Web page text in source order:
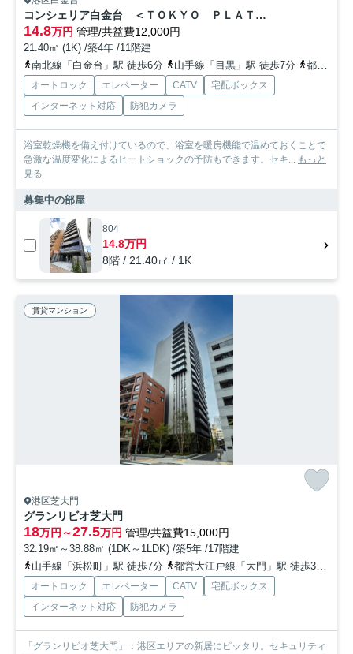
コンシェリア白金台 ＜ＴＯＫＹＯ ＰＬＡＴＩＮＵＭ＞
14.8万円 管理/共益費12,000円
21.40㎡ (1K) /築4年 /11階建
南北線「白金台」駅 徒歩6分
山手線「目黒」駅 徒歩7分 都営浅草線「高輪台」駅 徒歩15分
オートロック エレベーター CATV
宅配ボックス
インターネット対応
防犯カメラ
浴室乾燥機を備え付けているので、浴室を暖房機能で温めておくことで
急激な温度変化によるヒートショックの予防もできます。セキ... もっと
見る
募集中の部屋
804
14.8万円
8階 / 21.40㎡ / 1K
賃貸マンション
港区芝大門
グランリビオ芝大門
18万円～27.5万円 管理/共益費15,000円
32.19㎡～38.88㎡ (1DK～1LDK) /築5年 /17階建
山手線「浜松町」駅 徒歩7分
都営大江戸線「大門」駅 徒歩3分
オートロック エレベーター CATV
宅配ボックス
インターネット対応
防犯カメラ
「グランリビオ芝大門」：港区エリアの新居にピッタリ。セキュリティ